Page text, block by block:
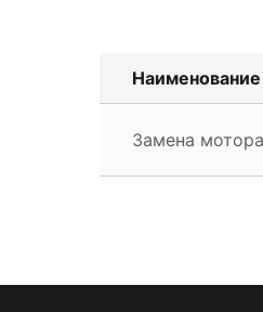
Наименование
Замена